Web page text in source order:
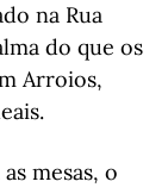
na Rua
do que os
Arroios,
mesas, o